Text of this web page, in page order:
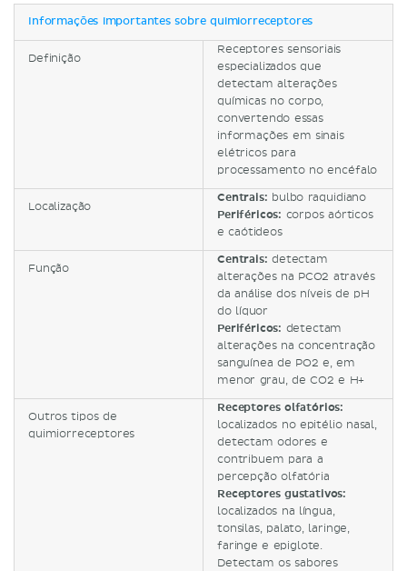
Informações importantes sobre quimiorreceptores
Definição
Receptores sensoriais
especializados que
detectam alterações
químicas no corpo,
convertendo essas
informações em sinais
elétricos para
processamento no encéfalo
Localização
Centrais: bulbo raquidiano
Periféricos: corpos aórticos
e caótideos
Função
Centrais: detectam
alterações na PCO2 através
da análise dos níveis de pH
do líquor
Periféricos: detectam
alterações na concentração
sanguínea de PO2 e, em
menor grau, de CO2 e H+
Outros tipos de
quimiorreceptores
Receptores olfatórios:
localizados no epitélio nasal,
detectam odores e
contribuem para a
percepção olfatória
Receptores gustativos:
localizados na língua,
tonsilas, palato, laringe,
faringe e epiglote.
Detectam os sabores